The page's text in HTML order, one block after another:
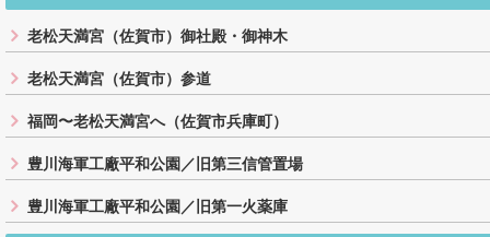
老松天満宮（佐賀市）御社殿・御神木
老松天満宮（佐賀市）参道
福岡〜老松天満宮へ（佐賀市兵庫町）
豊川海軍工廠平和公園／旧第三信管置場
豊川海軍工廠平和公園／旧第一火薬庫